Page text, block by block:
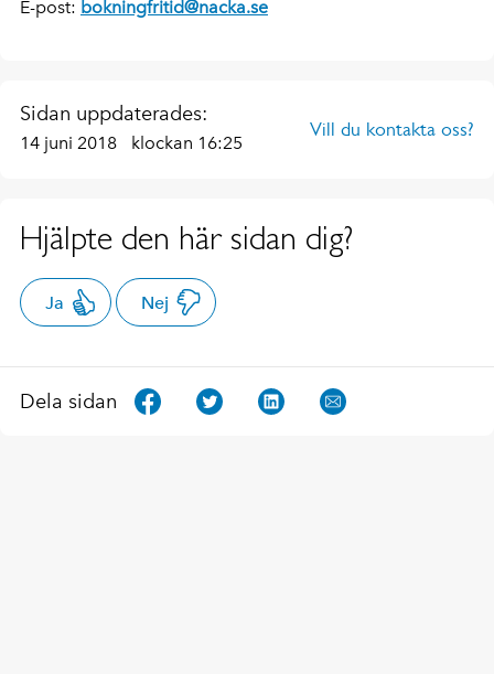
E-post: bokningfritid@nacka.se
Sidan uppdaterades:
14 juni 2018 klockan 16:25
Vill du kontakta oss?
Hjälpte den här sidan dig?
Ja Nej
Dela sidan